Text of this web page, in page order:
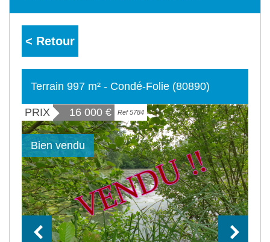
< Retour
Terrain 997 m² - Condé-Folie (80890)
PRIX 16 000 € Ref 5784
Bien vendu